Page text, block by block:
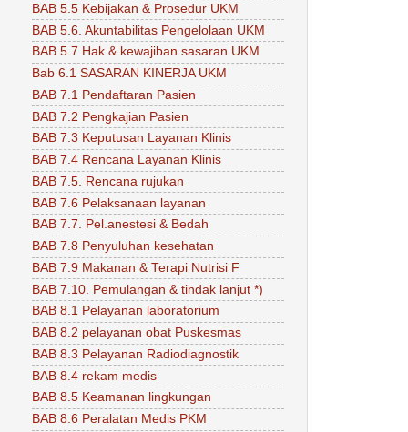
BAB 5.5 Kebijakan & Prosedur UKM
BAB 5.6. Akuntabilitas Pengelolaan UKM
BAB 5.7 Hak & kewajiban sasaran UKM
Bab 6.1 SASARAN KINERJA UKM
BAB 7.1 Pendaftaran Pasien
BAB 7.2 Pengkajian Pasien
BAB 7.3 Keputusan Layanan Klinis
BAB 7.4 Rencana Layanan Klinis
BAB 7.5. Rencana rujukan
BAB 7.6 Pelaksanaan layanan
BAB 7.7. Pel.anestesi & Bedah
BAB 7.8 Penyuluhan kesehatan
BAB 7.9 Makanan & Terapi Nutrisi F
BAB 7.10. Pemulangan & tindak lanjut *)
BAB 8.1 Pelayanan laboratorium
BAB 8.2 pelayanan obat Puskesmas
BAB 8.3 Pelayanan Radiodiagnostik
BAB 8.4 rekam medis
BAB 8.5 Keamanan lingkungan
BAB 8.6 Peralatan Medis PKM